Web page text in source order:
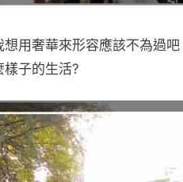
用奢華來形容應該不為過
樣子的生活?